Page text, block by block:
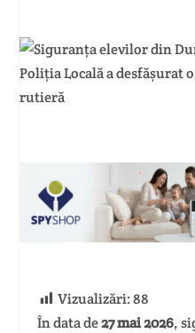
Vizualizări: 88
În data de27 mai 2026,